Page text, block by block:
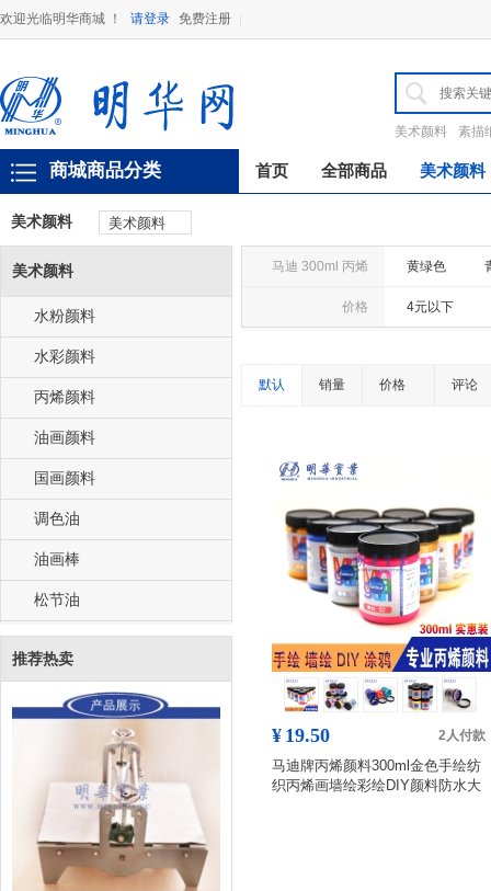
欢迎光临明华商城 ！ 请登录 免费注册
美术颜料 素描
商城商品分类 首页 全部商品 美术颜料
美术颜料 美术颜料
美术颜料
水粉颜料
水彩颜料
丙烯颜料
油画颜料
国画颜料
调色油
油画棒
松节油
推荐热卖
马迪 300ml 丙烯 黄绿色
浅肉
价格 4元以下
默认 销量 价格 评论
¥ 19.50 2人付款
马迪牌丙烯颜料300ml金色手绘纺
织丙烯画墙绘彩绘DIY颜料防水大